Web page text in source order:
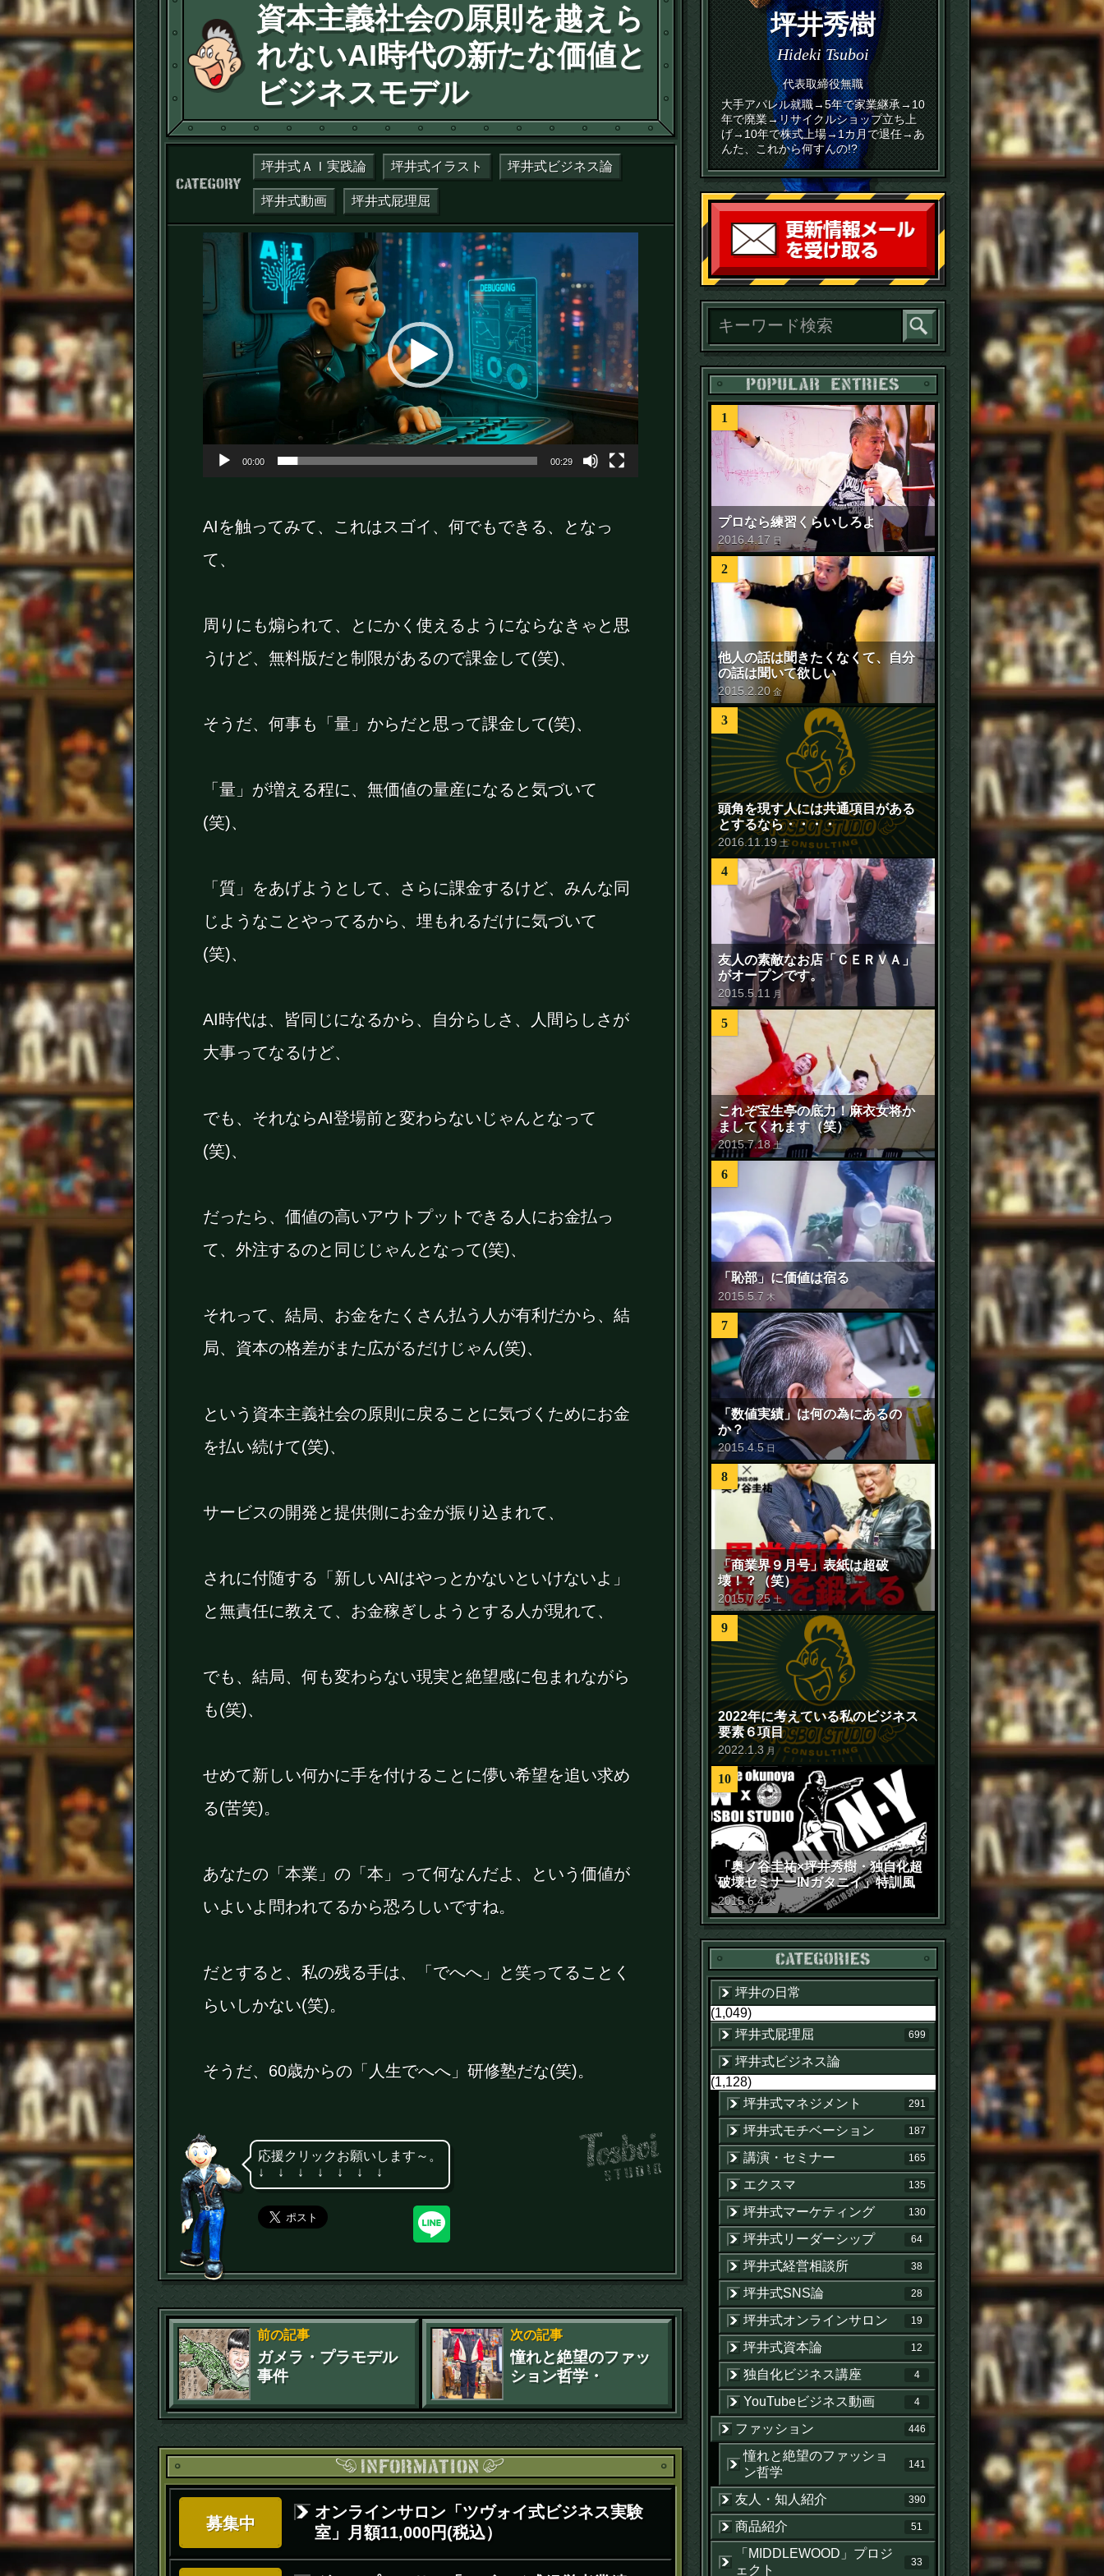
資本主義社会の原則を越えら
れないAI時代の新たな価値と
ビジネスモデル
カテゴリー：
坪井式ＡＩ実践論 坪井式イラスト 坪井式ビジネス論
坪井式動画 坪井式屁理屈
動
プ
ー
ヤ
ー
00:00 00:29
AIを触ってみて、これはスゴイ、何でもできる、となっ
て、
周りにも煽られて、とにかく使えるようにならなきゃと思
うけど、無料版だと制限があるので課金して(笑)、
そうだ、何事も「量」からだと思って課金して(笑)、
「量」が増える程に、無価値の量産になると気づいて
(笑)、
「質」をあげようとして、さらに課金するけど、みんな同
じようなことやってるから、埋もれるだけに気づいて
(笑)、
AI時代は、皆同じになるから、自分らしさ、人間らしさが
大事ってなるけど、
でも、それならAI登場前と変わらないじゃんとなって
(笑)、
だったら、価値の高いアウトプットできる人にお金払っ
て、外注するのと同じじゃんとなって(笑)、
それって、結局、お金をたくさん払う人が有利だから、結
局、資本の格差がまた広がるだけじゃん(笑)、
という資本主義社会の原則に戻ることに気づくためにお金
を払い続けて(笑)、
サービスの開発と提供側にお金が振り込まれて、
されに付随する「新しいAIはやっとかないといけないよ」
と無責任に教えて、お金稼ぎしようとする人が現れて、
でも、結局、何も変わらない現実と絶望感に包まれながら
も(笑)、
せめて新しい何かに手を付けることに儚い希望を追い求め
る(苦笑)。
あなたの「本業」の「本」って何なんだよ、という価値が
いよいよ問われてるから恐ろしいですね。
だとすると、私の残る手は、「でへへ」と笑ってることく
らいしかない(笑)。
そうだ、60歳からの「人生でへへ」研修塾だな(笑)。
応援クリックお願いします～。
↓ ↓ ↓ ↓ ↓ ↓ ↓
前の記事
ガメラ・プラモデル
事件
次の記事
憧れと絶望のファッ
ション哲学・
ジャンパー」
お知らせ
募集中
オンラインサロン「ツヴォイ式ビジネス実験
室」月額11,000円(税込）
坪井秀樹
Hideki Tsuboi
代表取締役無職
大手アパレル就職→5年で家業継承→10
年で廃業→リサイクルショップ立ち上
げ→10年で株式上場→1カ月で退任→あ
んた、これから何すんの!?
読者登録
POPULAR ENTRIES
1
プロなら練習くらいしろよ
2016 .4.17 日
2
他人の話は聞きたくなくて、自分
の話は聞いて欲しい
2015 2 20 金
3
頭角を現す人には共通項目がある
とするなら・・・・
2016.11.19 土
4
友人の素敵なお店「ＣＥＲＶＡ」
がオープンです。
2015 5.11 月
5
これぞ宝生亭の底力！麻衣女将か
ましてくれます（笑）
2015.7.18 土
6
「恥部」に価値は宿る
2015 .5 .7 木
7
「数値実績」は何の為にあるの
か？
2015 .4.5 日
8
「商業界９月号」表紙は超破
壊！？（笑）
2015.7.25 土
9
2022年に考えている私のビジネス
要素６項目
2022.1 .3 月
10
「奥ノ谷圭祐×坪井秀樹・独自化超
破壊セミナーINガタニイ」特訓風
景動画（苦笑）
2015.6.4 木
カテゴリー
坪井の日常
(1,049)
坪井式屁理屈
699
坪井式ビジネス論
(1,128)
坪井式マネジメント
291
坪井式モチベーション 187
講演・セミナー 165
エクスマ 135
坪井式マーケティング 130
坪井式リーダーシップ 64
坪井式経営相談所 38
坪井式SNS論 28
坪井式オンラインサロン 19
坪井式資本論 12
独自化ビジネス講座 4
YouTubeビジネス動画 4
ファッション 446
憧れと絶望のファッショ
ン哲学
141
友人・知人紹介 390
商品紹介 51
「MIDDLEWOOD」プロジ
ェクト
33